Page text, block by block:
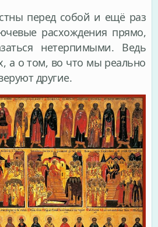
перед собой и ещё раз
расхождения прямо,
нетерпимыми. Ведь
а о том, во что мы реально
другие.